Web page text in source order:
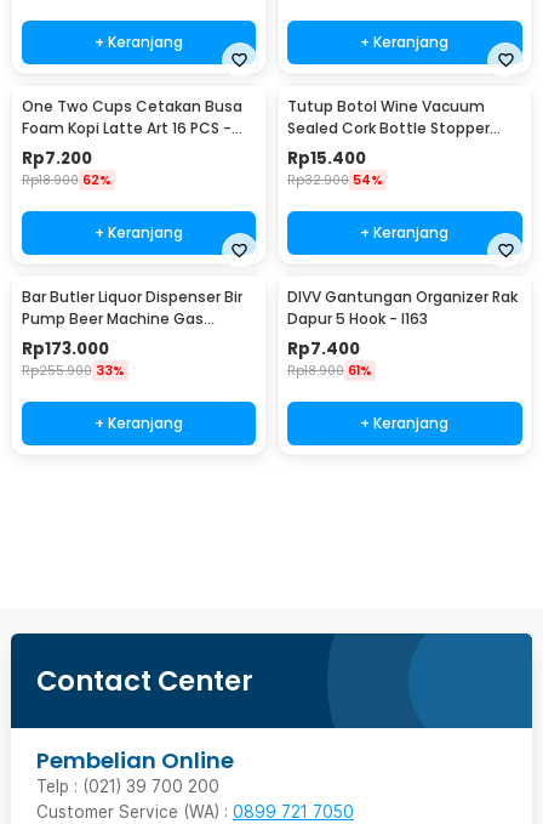
+ Keranjang + Keranjang
One Two Cups Cetakan Busa
Foam Kopi Latte Art 16 PCS -
JJYE01
Rp7.200
Rp18.900 62%
+ Keranjang
Tutup Botol Wine Vacuum
Sealed Cork Bottle Stopper
Stainless Steel - G94529
Rp15.400
Rp32.900 54%
+ Keranjang
Bar Butler Liquor Dispenser Bir
Pump Beer Machine Gas
Station 900ml - P-36
Rp173.000
Rp255.900 33%
+ Keranjang
DIVV Gantungan Organizer Rak
Dapur 5 Hook - I163
Rp7.400
Rp18.900 61%
+ Keranjang
Contact Center
Pembelian Online
Telp : (021) 39 700 200
Customer Service (WA) : 0899 721 7050